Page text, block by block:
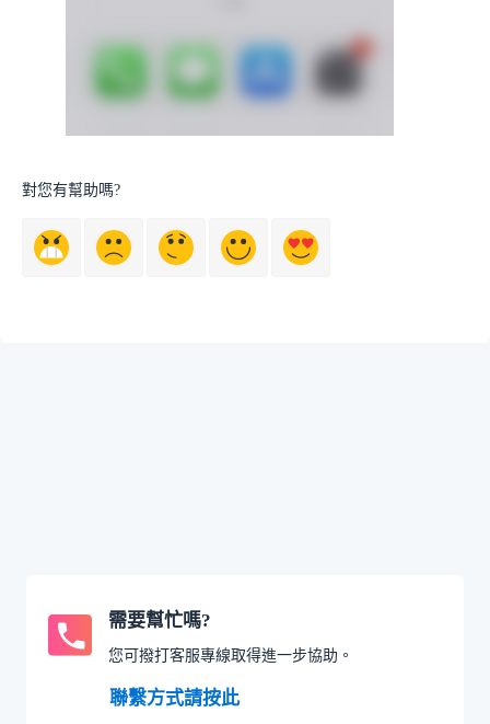
對您有幫助嗎?
需要幫忙嗎?
您可撥打客服專線取得進一步協助。
聯繫方式請按此